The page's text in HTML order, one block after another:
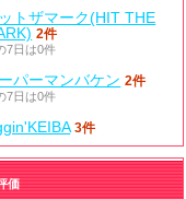
トザマーク(HIT THE
2件
7日は0件
パーマンバケン 2件
7日は0件
3件
価